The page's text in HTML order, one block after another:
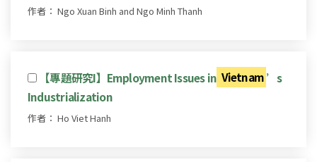
作者： Ngo Xuan Binh and Ngo Minh Thanh
【專題研究I】Employment Issues in Vietnam’s
Industrialization
作者： Ho Viet Hanh